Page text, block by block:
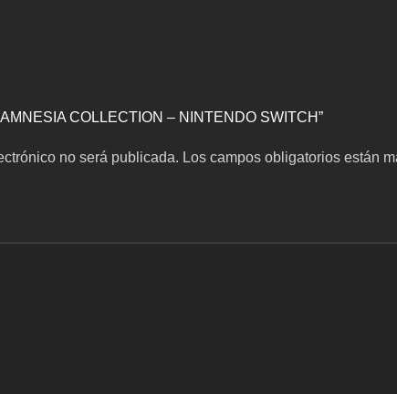
COLLECTION – NINTENDO SWITCH”
no será publicada. Los campos obligatorios están